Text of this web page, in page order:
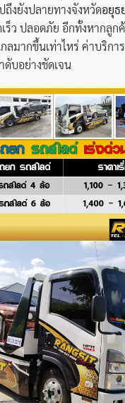
ถึงยังปลายทางจังหวัดอยุธ
เร็ว ปลอดภัย อีกทั้งหากลูก
ลมากขึ้นเท่าไหร่ ค่าบริก
ดับอย่างชัดเจน